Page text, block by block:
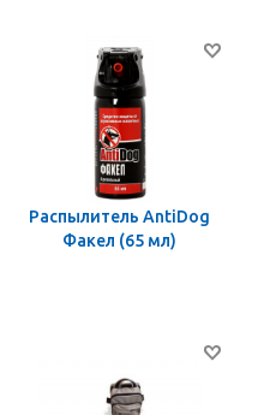
Распылитель AntiDog
Факел (65 мл)